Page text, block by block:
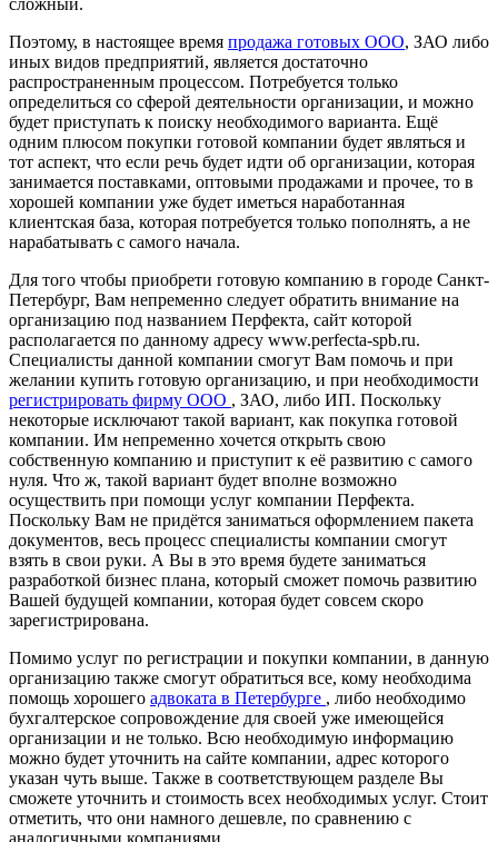
Поэтому, в настоящее время продажа готовых ООО, ЗАО либо
иных видов предприятий, является достаточно
распространенным процессом. Потребуется только
определиться со сферой деятельности организации, и можно
будет приступать к поиску необходимого варианта. Ещё
одним плюсом покупки готовой компании будет являться и
тот аспект, что если речь будет идти об организации, которая
занимается поставками, оптовыми продажами и прочее, то в
хорошей компании уже будет иметься наработанная
клиентская база, которая потребуется только пополнять, а не
нарабатывать с самого начала.
Для того чтобы приобрети готовую компанию в городе Санкт-
Петербург, Вам непременно следует обратить внимание на
организацию под названием Перфекта, сайт которой
располагается по данному адресу www.perfecta-spb.ru.
Специалисты данной компании смогут Вам помочь и при
желании купить готовую организацию, и при необходимости
регистрировать фирму ООО , ЗАО, либо ИП. Поскольку
некоторые исключают такой вариант, как покупка готовой
компании. Им непременно хочется открыть свою
собственную компанию и приступит к её развитию с самого
нуля. Что ж, такой вариант будет вполне возможно
осуществить при помощи услуг компании Перфекта.
Поскольку Вам не придётся заниматься оформлением пакета
документов, весь процесс специалисты компании смогут
взять в свои руки. А Вы в это время будете заниматься
разработкой бизнес плана, который сможет помочь развитию
Вашей будущей компании, которая будет совсем скоро
зарегистрирована.
Помимо услуг по регистрации и покупки компании, в данную
организацию также смогут обратиться все, кому необходима
помощь хорошего адвоката в Петербурге , либо необходимо
бухгалтерское сопровождение для своей уже имеющейся
организации и не только. Всю необходимую информацию
можно будет уточнить на сайте компании, адрес которого
указан чуть выше. Также в соответствующем разделе Вы
сможете уточнить и стоимость всех необходимых услуг. Стоит
отметить, что они намного дешевле, по сравнению с
аналогичными компаниями.